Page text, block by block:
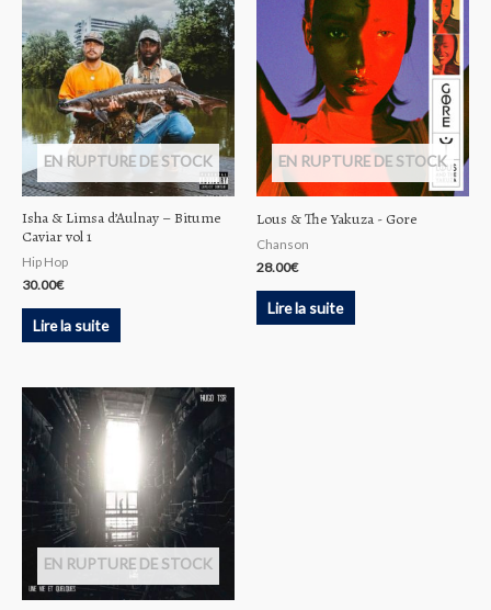
EN RUPTURE DE STOCK
Isha & Limsa d’Aulnay – Bitume
Caviar vol 1
Hip Hop
30.00€
Lire la suite
EN RUPTURE DE STOCK
Lous & The Yakuza ‎- Gore
Chanson
28.00€
Lire la suite
EN RUPTURE DE STOCK